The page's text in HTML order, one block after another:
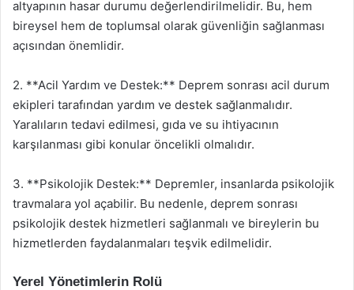
altyapının hasar durumu değerlendirilmelidir. Bu, hem
bireysel hem de toplumsal olarak güvenliğin sağlanması
açısından önemlidir.
2. **Acil Yardım ve Destek:** Deprem sonrası acil durum
ekipleri tarafından yardım ve destek sağlanmalıdır.
Yaralıların tedavi edilmesi, gıda ve su ihtiyacının
karşılanması gibi konular öncelikli olmalıdır.
3. **Psikolojik Destek:** Depremler, insanlarda psikolojik
travmalara yol açabilir. Bu nedenle, deprem sonrası
psikolojik destek hizmetleri sağlanmalı ve bireylerin bu
hizmetlerden faydalanmaları teşvik edilmelidir.
Yerel Yönetimlerin Rolü